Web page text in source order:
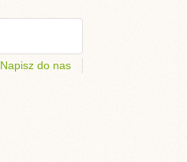
Napisz do nas